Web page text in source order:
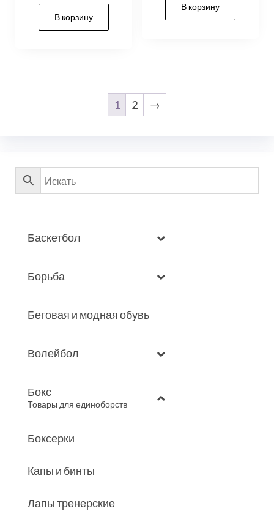
В корзину
В корзину
1 2 →
Баскетбол
Борьба
Беговая и модная обувь
Волейбол
Бокс
–
Товары для единоборств
Боксерки
Капы и бинты
Лапы тренерские